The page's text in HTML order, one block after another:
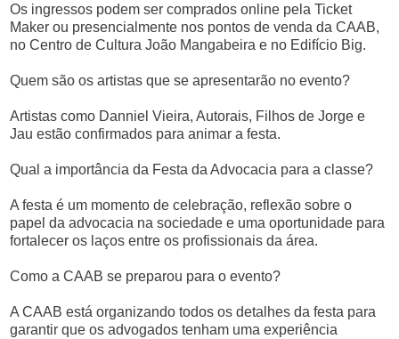
Os ingressos podem ser comprados online pela Ticket
Maker ou presencialmente nos pontos de venda da CAAB,
no Centro de Cultura João Mangabeira e no Edifício Big.
Quem são os artistas que se apresentarão no evento?
Artistas como Danniel Vieira, Autorais, Filhos de Jorge e
Jau estão confirmados para animar a festa.
Qual a importância da Festa da Advocacia para a classe?
A festa é um momento de celebração, reflexão sobre o
papel da advocacia na sociedade e uma oportunidade para
fortalecer os laços entre os profissionais da área.
Como a CAAB se preparou para o evento?
A CAAB está organizando todos os detalhes da festa para
garantir que os advogados tenham uma experiência